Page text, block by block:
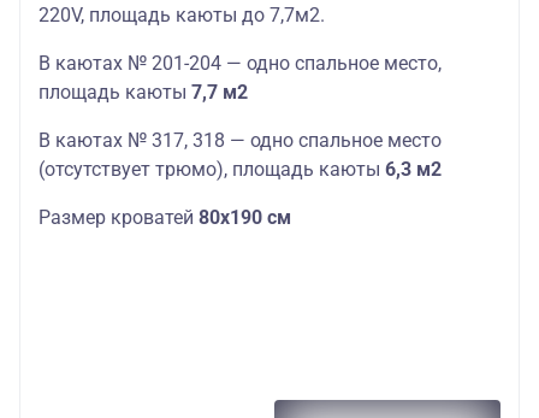
220V, площадь каюты до 7,7м2.
В каютах № 201-204 — одно спальное место,
площадь каюты 7,7 м2
В каютах № 317, 318 — одно спальное место
(отсутствует трюмо), площадь каюты 6,3 м2
Размер кроватей 80х190 см